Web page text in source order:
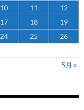
10 11
12
17 18
19
24 25
26
5月 »